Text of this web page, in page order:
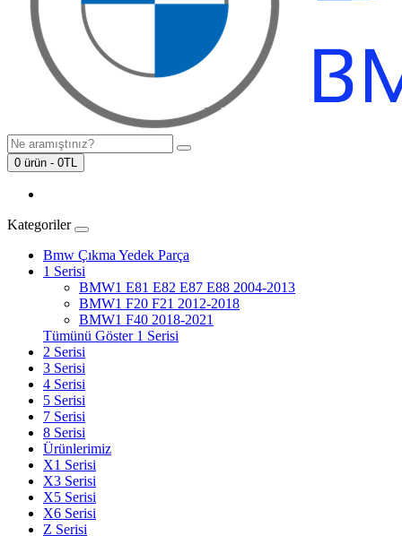
0 ürün - 0TL
Kategoriler
Bmw Çıkma Yedek Parça
1 Serisi
BMW1 E81 E82 E87 E88 2004-2013
BMW1 F20 F21 2012-2018
BMW1 F40 2018-2021
Tümünü Göster 1 Serisi
2 Serisi
3 Serisi
4 Serisi
5 Serisi
7 Serisi
8 Serisi
Ürünlerimiz
X1 Serisi
X3 Serisi
X5 Serisi
X6 Serisi
Z Serisi